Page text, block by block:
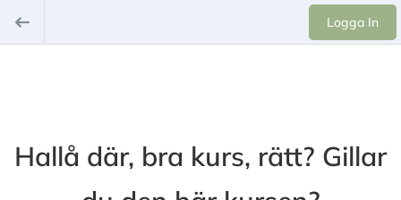
Logga In
Hallå där, bra kurs, rätt? Gillar